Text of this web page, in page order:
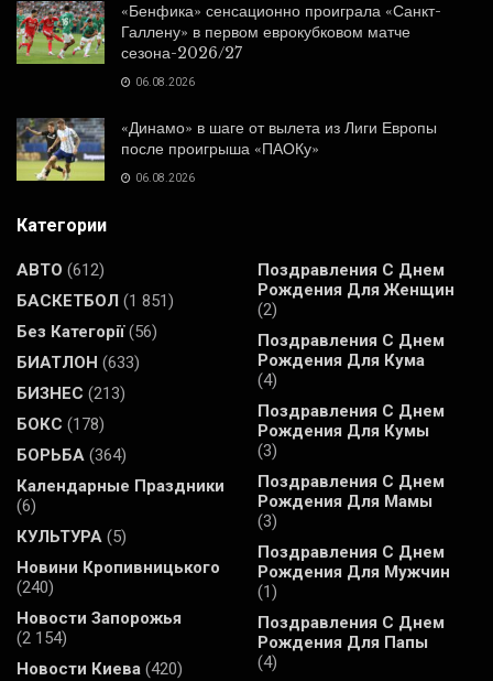
«Бенфика» сенсационно проиграла «Санкт-
Галлену» в первом еврокубковом матче
сезона-2026/27
06.08.2026
«Динамо» в шаге от вылета из Лиги Европы
после проигрыша «ПАОКу»
06.08.2026
Категории
АВТО (612)
БАСКЕТБОЛ (1 851)
Без Категорії(56)
БИАТЛОН (633)
БИЗНЕС (213)
БОКС (178)
БОРЬБА (364)
Календарные Праздники
(6)
КУЛЬТУРА (5)
Новини Кропивницького
(240)
Новости Запорожья
(2 154)
Новости Киева (420)
Поздравления С Днем
Рождения Для Женщин
(2)
Поздравления С Днем
Рождения Для Кума
(4)
Поздравления С Днем
Рождения Для Кумы
(3)
Поздравления С Днем
Рождения Для Мамы
(3)
Поздравления С Днем
Рождения Для Мужчин
(1)
Поздравления С Днем
Рождения Для Папы
(4)